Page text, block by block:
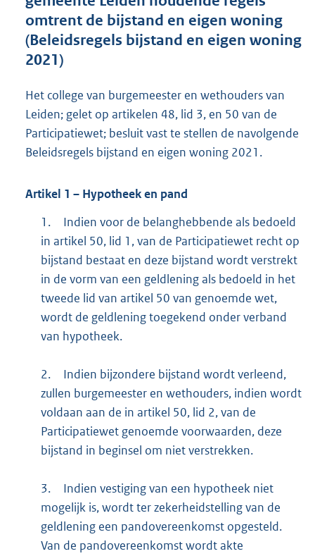
t
:
b
omtrent de bijstand en eigen woning
(Beleidsregels bijstand en eigen woning
2021)
Het college van burgemeester en wethouders van
Leiden; gelet op artikelen 48, lid 3, en 50 van de
Participatiewet; besluit vast te stellen de navolgende
Beleidsregels bijstand en eigen woning 2021.
Artikel 1 – Hypotheek en pand
1.
Indien voor de belanghebbende als bedoeld
in artikel 50, lid 1, van de Participatiewet recht op
bijstand bestaat en deze bijstand wordt verstrekt
in de vorm van een geldlening als bedoeld in het
tweede lid van artikel 50 van genoemde wet,
wordt de geldlening toegekend onder verband
van hypotheek.
2.
Indien bijzondere bijstand wordt verleend,
zullen burgemeester en wethouders, indien wordt
voldaan aan de in artikel 50, lid 2, van de
Participatiewet genoemde voorwaarden, deze
bijstand in beginsel om niet verstrekken.
3.
Indien vestiging van een hypotheek niet
mogelijk is, wordt ter zekerheidstelling van de
geldlening een pandovereenkomst opgesteld.
Van de pandovereenkomst wordt akte